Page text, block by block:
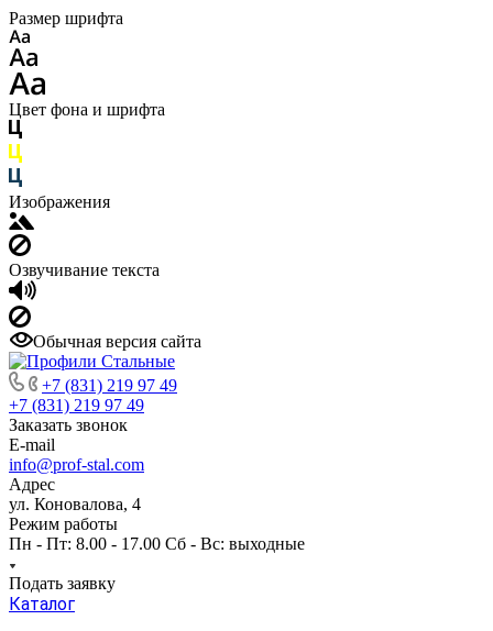
Размер шрифта
Цвет фона и шрифта
Изображения
Озвучивание текста
Обычная версия сайта
+7 (831) 219 97 49
+7 (831) 219 97 49
Заказать звонок
E-mail
info@prof-stal.com
Адрес
ул. Коновалова, 4
Режим работы
Пн - Пт: 8.00 - 17.00 Сб - Вс: выходные
Подать заявку
Каталог